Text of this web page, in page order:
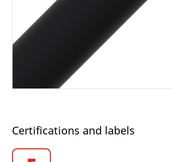
Certifications and labels